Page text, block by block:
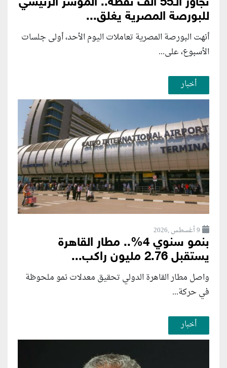
للبورصة المصرية يغلق...
أنهت البورصة المصرية تعاملات اليوم الأحد، أولى جلسات
الأسبوع، على...
أخبار
9 أغسطس ,2026
بنمو سنوي 4%.. مطار القاهرة
يستقبل 2.76 مليون راكب...
واصل مطار القاهرة الدولي تحقيق معدلات نمو ملحوظة
في حركة...
أخبار